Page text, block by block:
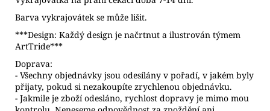
Barva vykrajovátek se může lišit.
***Design: Každý design je načrtnut a ilustrován týmem
ArtTride***
Doprava:
- Všechny objednávky jsou odesílány v pořadí, v jakém byly
přijaty, pokud si nezakoupíte zrychlenou objednávku.
- Jakmile je zboží odesláno, rychlost dopravy je mimo mou